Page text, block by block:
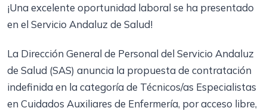
¡Una excelente oportunidad laboral se ha presentado
en el Servicio Andaluz de Salud!
La Dirección General de Personal del Servicio Andaluz
de Salud (SAS) anuncia la propuesta de contratación
indefinida en la categoría de Técnicos/as Especialistas
en Cuidados Auxiliares de Enfermería, por acceso libre,